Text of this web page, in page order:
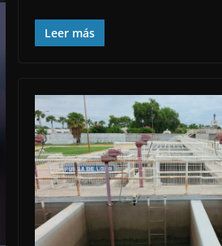
Leer más